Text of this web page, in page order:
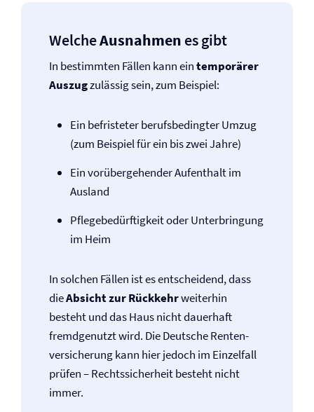
WelcheAusnahmen es gibt
In bestimmten Fällen kann eintemporärer
Auszugzulässig sein, zum Beispiel:
Ein befristeter berufsbedingter Umzug
(zum Beispiel für ein bis zwei Jahre)
Ein vorübergehender Aufenthalt im
Ausland
Pflegebedürftigkeit oder Unterbringung
im Heim
In solchen Fällen ist es entscheidend, dass
dieAbsicht zur Rückkehrweiterhin
besteht und das Haus nicht dauerhaft
fremdgenutzt wird. Die Deutsche Renten­
versicherung kann hier jedoch im Einzelfall
prüfen – Rechtssicherheit besteht nicht
immer.